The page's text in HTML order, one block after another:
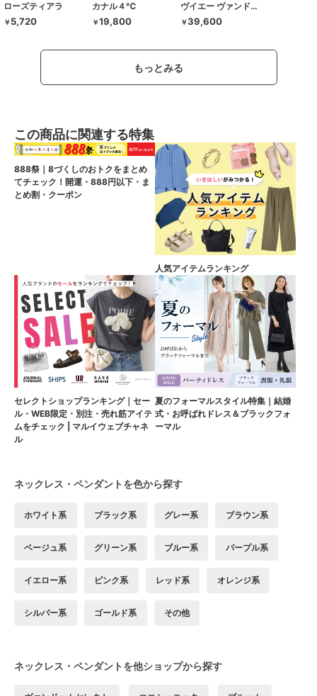
ローズティアラ
￥ 5,720
カナル４℃
￥19,800
ヴイエー ヴァンドーム青山
￥39,600
もっとみる
この商品に関連する特集
888祭｜8づくしのおトクをまとめ
てチェック！開運・888円以下・ま
とめ割・クーポン
人気アイテムランキング
セレクトショップランキング｜セー
ル・WEB限定・別注・売れ筋アイテ
ムをチェック | マルイウェブチャネ
ル
夏のフォーマルスタイル特集｜結婚
式・お呼ばれドレス＆ブラックフォ
ーマル
ネックレス・ペンダントを色から探す
ホワイト系 ブラック系 グレー系 ブラウン系
ベージュ系 グリーン系 ブルー系 パープル系
イエロー系 ピンク系 レッド系 オレンジ系
シルバー系 ゴールド系 その他
ネックレス・ペンダントを他ショップから探す